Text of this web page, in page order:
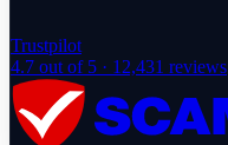
Trustpilot
4.7 out of 5 · 12,431 reviews